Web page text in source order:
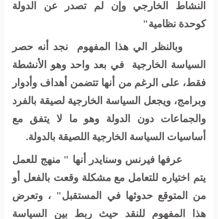
النشاط الخارجي وإن لم تصدر عن الدولة
كوحدة نظامية"
وبالنظر الي هذا المفهوم
نجد أنه حصر
السياسة الخارجية
في بعد واحد وهو الأنشطة
فقط، على الرغم من أنها تتضمن أهداف وأدوار
وبرامج، ويجعل السياسة الخارجية لصيقة بالفرد
والجماعات دون الدولة وهو ما لا يتفق مع
أساسيات السياسة الخارجية اللصيقة بالدولة.
عرفها فيرنس وسنايدر أنها " منهج للعمل
يتم اختياره للتعامل مع مشكلة وقعت بالفعل أو
من المتوقع حدوثها في المستقبل" ، وتعرض
هذا المفهوم للنقد حيث ربط بين السياسة